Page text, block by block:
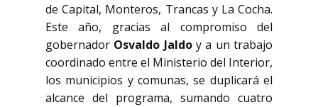
de Capital, Monteros, Trancas y La Cocha.
Este año, gracias al compromiso del
gobernador Osvaldo Jaldoy a un trabajo
coordinado entre el Ministerio del Interior,
los municipios y comunas, se duplicará el
alcance del programa, sumando cuatro